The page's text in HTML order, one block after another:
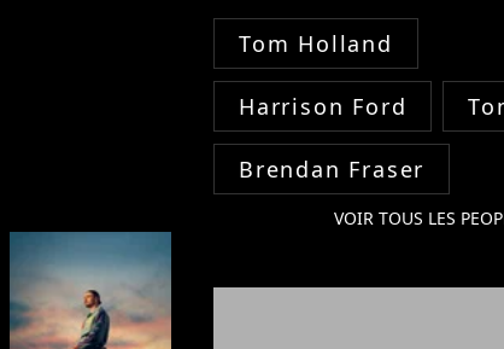
Tom Holland
Harrison Ford
Brendan Fraser
VOIR TOUS LES